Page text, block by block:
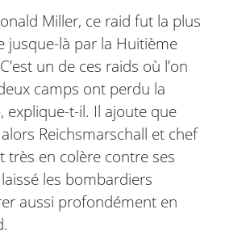
Miller, ce raid fut la plus
jusque-là par la Huitième
un de ces raids où l’on
camps ont perdu la
explique-t-il. Il ajoute que
Reichsmarschall et chef
très en colère contre ses
les bombardiers
aussi profondément en